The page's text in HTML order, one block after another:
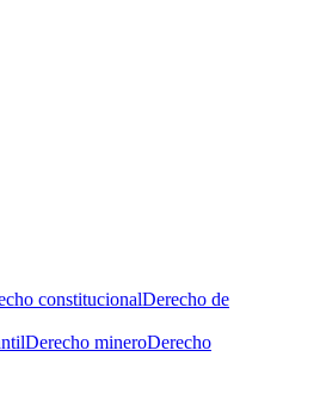
constitucionalDerecho de
Derecho mineroDerecho